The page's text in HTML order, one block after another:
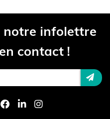
notre infolettre
contact !